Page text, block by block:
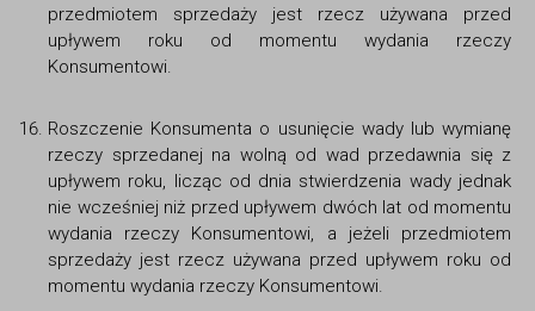
przedmiotem sprzedaży jest rzecz używana przed
upływem roku od momentu wydania rzeczy
Konsumentowi.
Roszczenie Konsumenta o usunięcie wady lub wymianę
rzeczy sprzedanej na wolną od wad przedawnia się z
upływem roku, licząc od dnia stwierdzenia wady jednak
nie wcześniej niż przed upływem dwóch lat od momentu
wydania rzeczy Konsumentowi, a jeżeli przedmiotem
sprzedaży jest rzecz używana przed upływem roku od
momentu wydania rzeczy Konsumentowi.